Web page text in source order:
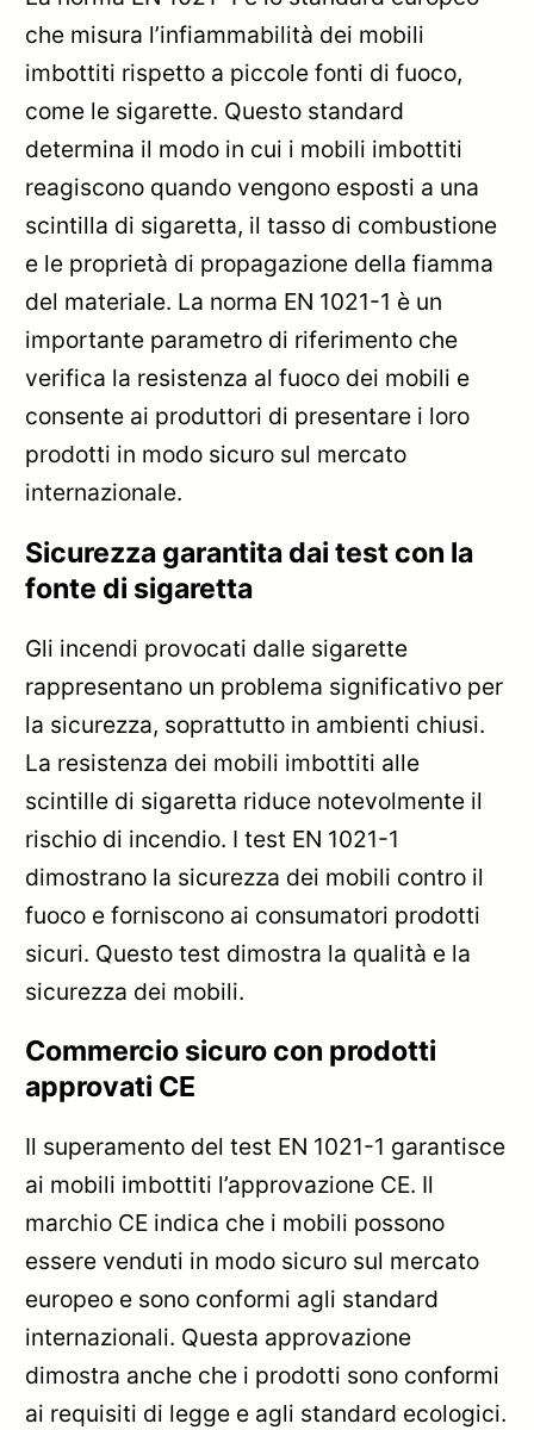
che misura l’infiammabilità dei mobili
imbottiti rispetto a piccole fonti di fuoco,
come le sigarette. Questo standard
determina il modo in cui i mobili imbottiti
reagiscono quando vengono esposti a una
scintilla di sigaretta, il tasso di combustione
e le proprietà di propagazione della fiamma
del materiale. La norma EN 1021-1 è un
importante parametro di riferimento che
verifica la resistenza al fuoco dei mobili e
consente ai produttori di presentare i loro
prodotti in modo sicuro sul mercato
internazionale.
Sicurezza garantita dai test con la
fonte di sigaretta
Gli incendi provocati dalle sigarette
rappresentano un problema significativo per
la sicurezza, soprattutto in ambienti chiusi.
La resistenza dei mobili imbottiti alle
scintille di sigaretta riduce notevolmente il
rischio di incendio. I test EN 1021-1
dimostrano la sicurezza dei mobili contro il
fuoco e forniscono ai consumatori prodotti
sicuri. Questo test dimostra la qualità e la
sicurezza dei mobili.
Commercio sicuro con prodotti
approvati CE
Il superamento del test EN 1021-1 garantisce
ai mobili imbottiti l’approvazione CE. Il
marchio CE indica che i mobili possono
essere venduti in modo sicuro sul mercato
europeo e sono conformi agli standard
internazionali. Questa approvazione
dimostra anche che i prodotti sono conformi
ai requisiti di legge e agli standard ecologici.